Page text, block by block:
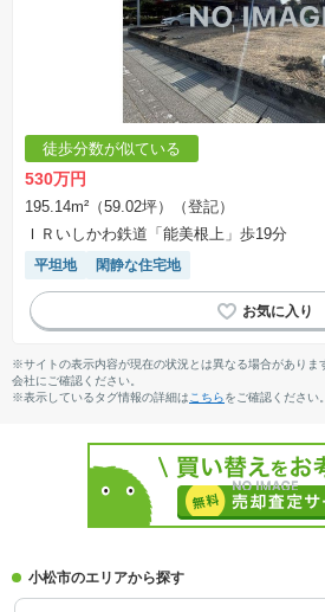
徒歩分数が似ている
530万円
195.14m²（59.02坪）（登記）
ＩＲいしかわ鉄道「能美根上」歩19分
平坦地 閑静な住宅地
※サイトの表示内容が現在の状況とは異なる場合がありま
会社にご確認ください。
※表示しているタグ情報の詳細は こちらをご確認ください。
小松市のエリアから探す